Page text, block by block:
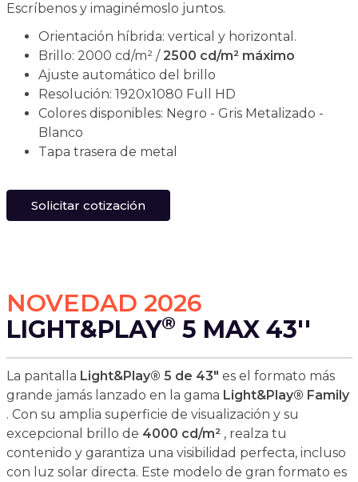
Escríbenos y imaginémoslo juntos.
Orientación híbrida: vertical y horizontal.
Brillo: 2000 cd/m² /2500 cd/m² máximo
Ajuste automático del brillo
Resolución: 1920x1080 Full HD
Colores disponibles: Negro - Gris Metalizado -
Blanco
Tapa trasera de metal
Solicitar cotización
NOVEDAD 2026
LIGHT&PLAY® 5 MAX 43''
La pantalla Light&Play® 5 de 43" es el formato más
grande jamás lanzado en la gama Light&Play® Family
. Con su amplia superficie de visualización y su
excepcional brillo de 4000 cd/m², realza tu
contenido y garantiza una visibilidad perfecta, incluso
con luz solar directa. Este modelo de gran formato es